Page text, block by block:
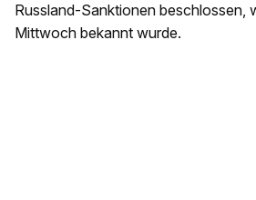
Russland-Sanktionen beschlossen,
Mittwoch bekannt wurde.